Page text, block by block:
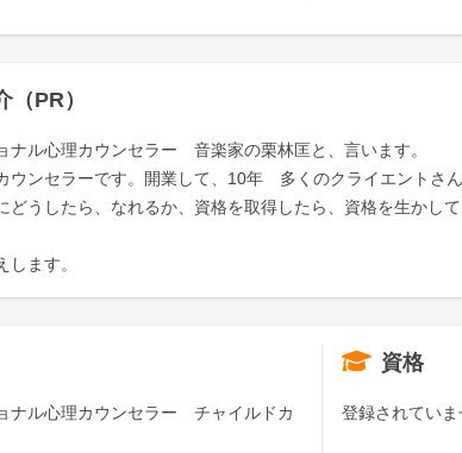
（PR）
ナル心理カウンセラー　音楽家の栗林匡と、言います。
ウンセラーです。開業して、10年　多くのクライエントさ
どうしたら、なれるか、資格を取得したら、資格を生かし
します。
ナル心理カウンセラー　チャイルドカ
資格
登録されていま